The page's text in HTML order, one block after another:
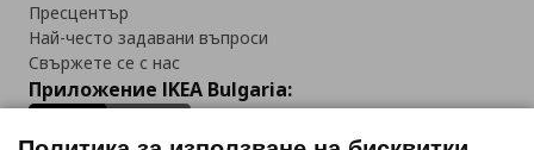
Пресцентър
Най-често задавани въпроси
Свържете се с нас
Приложение IKEA Bulgaria: